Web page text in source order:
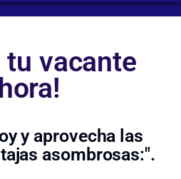
tu vacante
y aprovecha las
asombrosas:".